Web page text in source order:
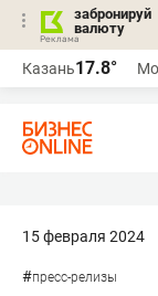
забронируй
валюту
Казань17.8°
15 февраля 2024
#пресс-релизы